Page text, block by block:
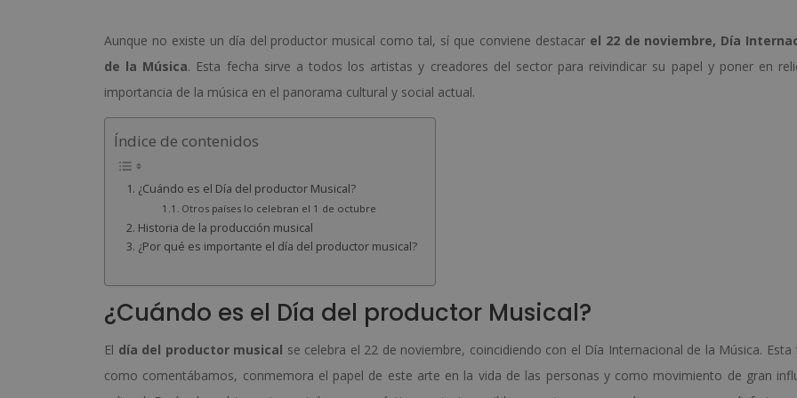
Aunque no existe un día del productor musical como tal, sí que conviene destacar el 22 de noviembre, Día
de la Música. Esta fecha sirve a todos los artistas y creadores del sector para reivindicar su papel y poner en
importancia de la música en el panorama cultural y social actual.
Índice de contenidos
¿Cuándo es el Día del productor Musical?
Otros países lo celebran el 1 de octubre
Historia de la producción musical
¿Por qué es importante el día del productor musical?
¿Cuándo es el Día del productor Musical?
El día del productor musical se celebra el 22 de noviembre, coincidiendo con el Día Internacional de la Música. Esta
como comentábamos, conmemora el papel de este arte en la vida de las personas y como movimiento de gran